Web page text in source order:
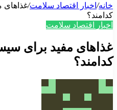
خانه/ اخبار اقتصاد سلامت/غذاهای
کدامند؟
اخبار اقتصاد سلامت
غذاهای مفید برای
کدامند؟